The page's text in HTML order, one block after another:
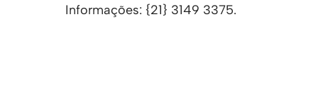
Informações: {21} 3149 3375.